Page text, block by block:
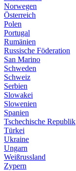
Norwegen
Österreich
Polen
Portugal
Rumänien
Russische Föderation
San Marino
Schweden
Schweiz
Serbien
Slowakei
Slowenien
Spanien
Tschechische Republik
Türkei
Ukraine
Ungarn
Weißrussland
Zypern